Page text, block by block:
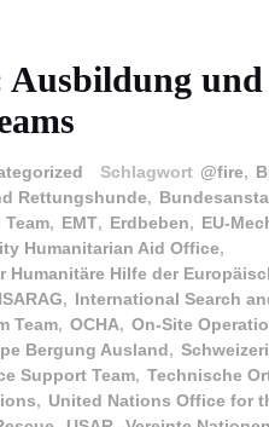
Ausbildung
Schlagwort @fire,
Rettungshunde,
Team, EMT, Erdbeben, EU-
Humanitarian Aid Office,
Humanitäre Hilfe der
, International Search
Team, OCHA, On-Site
Bergung Ausland,
Support Team, Technische
, United Nations Office for